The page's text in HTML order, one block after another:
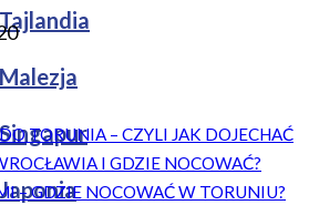
Tajlandia
Malezja
Singapur
Japonia
TORUNIA – CZYLI JAK DOJECHAĆ
I GDZIE NOCOWAĆ?
– GDZIE NOCOWAĆ W TORUNIU?